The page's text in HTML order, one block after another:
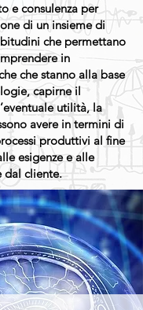
e consulenza per
di un insieme di
che permettano
in
che stanno alla base
capirne il
utilità, la
avere in termini di
produttivi al fine
esigenze e alle
dal cliente.